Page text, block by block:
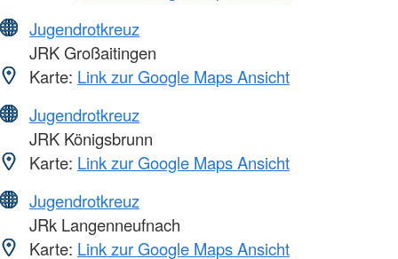
Jugendrotkreuz
JRK Großaitingen
Karte: Link zur Google Maps Ansicht
Jugendrotkreuz
JRK Königsbrunn
Karte: Link zur Google Maps Ansicht
Jugendrotkreuz
JRk Langenneufnach
Karte: Link zur Google Maps Ansicht